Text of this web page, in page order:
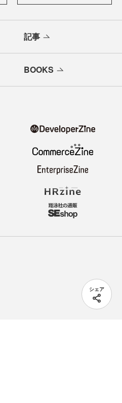
シェア
記事
BOOKS